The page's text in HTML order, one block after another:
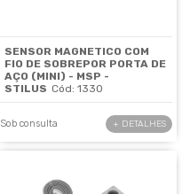
SENSOR MAGNETICO COM
FIO DE SOBREPOR PORTA DE
AÇO (MINI) - MSP -
STILUS Cód: 1330
Sob consulta + DETALHES